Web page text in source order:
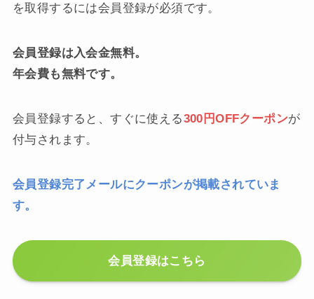
を取得するには会員登録が必須です。
会員登録は入会金無料。
年会費も無料です。
会員登録すると、すぐに使える300円OFFクーポンが
付与されます。
会員登録完了メールにクーポンが掲載されていま
す。
会員登録はこちら